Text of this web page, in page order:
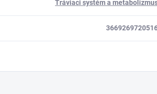
Tráviaci systém a